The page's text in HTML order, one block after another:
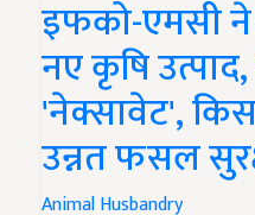
इफको-एमसी ने
नए कृषि
'नेक्सावेट',
उन्नत फसल
Animal Husbandry